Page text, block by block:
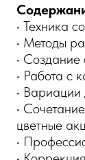
• Техника
• Методы
• Создание
• Работа с
• Вариации
•
цветные
•